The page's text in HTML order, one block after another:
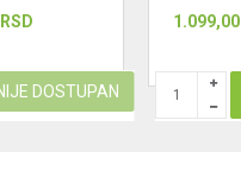
RSD
DOSTUPAN
1.099,00